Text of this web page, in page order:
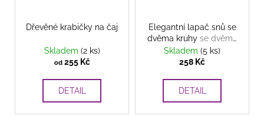
Dřevěné krabičky na čaj
Skladem (2 ks)
od255 Kč
DETAIL
Elegantní lapač snů se
dvěma kruhy se dvěma
kruhy, korálky a
jemnými peříčky
Skladem (5 ks)
258 Kč
DETAIL